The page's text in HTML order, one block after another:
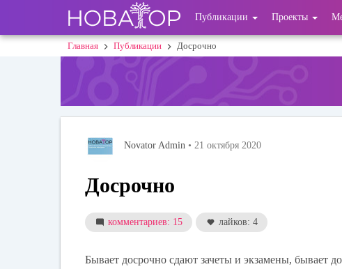
основному
User
account
Публикации Проекты
Строка
Главная Публикации Досрочно
Novator Admin • 21 октября 2020
Досрочно
комментариев: 15 лайков: 4
Бывает досрочно сдают зачеты и экзамены, бывает